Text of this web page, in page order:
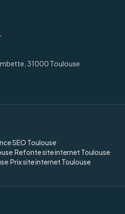
31000 Toulouse
SEO Toulouse·
·Refonte site internet Toulouse·
·Prix site internet Toulouse